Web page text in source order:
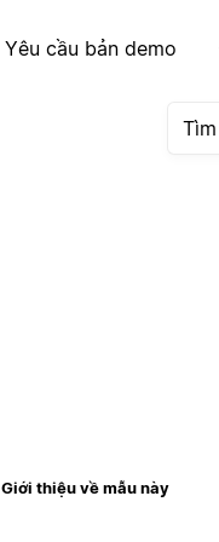
Yêu cầu bản demo
Giới thiệu về mẫu này